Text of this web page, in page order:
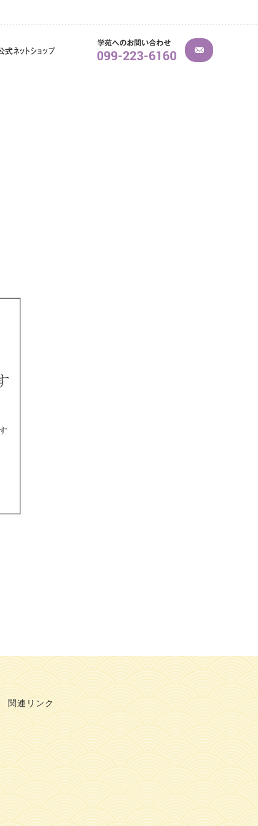
関連リンク